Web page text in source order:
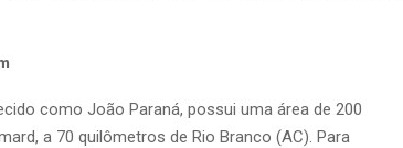
como João Paraná, possui uma área de 200
a 70 quilômetros de Rio Branco (AC). Para